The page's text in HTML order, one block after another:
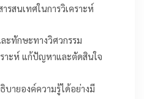
รสนเทศในการวิเคราะห์
ะทักษะทางวิศวกรรม
าะห์ แก้ปัญหาและตัดสินใจ
บายองค์ความรู้ได้อย่างมี